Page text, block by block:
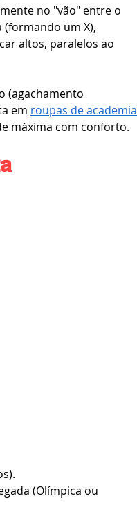
no "vão" entre o
(formando um X),
altos, paralelos ao
(agachamento
em roupas de academia
máxima com conforto.
(Olímpica ou